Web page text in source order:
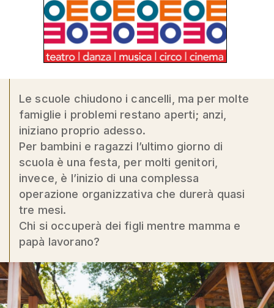
Le scuole chiudono i cancelli, ma per molte
famiglie i problemi restano aperti; anzi,
iniziano proprio adesso.
Per bambini e ragazzi l’ultimo giorno di
scuola è una festa, per molti genitori,
invece, è l’inizio di una complessa
operazione organizzativa che durerà quasi
tre mesi.
Chi si occuperà dei figli mentre mamma e
papà lavorano?